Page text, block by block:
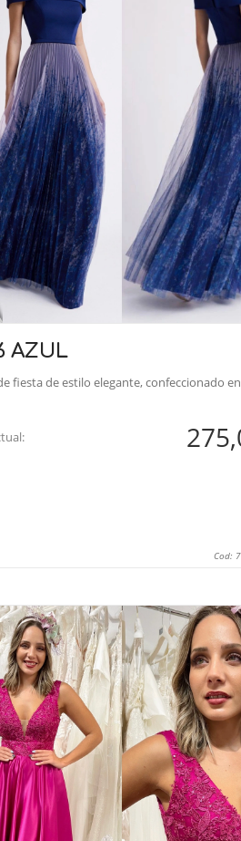
AZUL
fiesta de estilo elegante, confeccionado
Cod: